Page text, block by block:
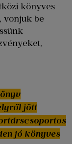
könyves
vonjuk be
jött
jó könyves